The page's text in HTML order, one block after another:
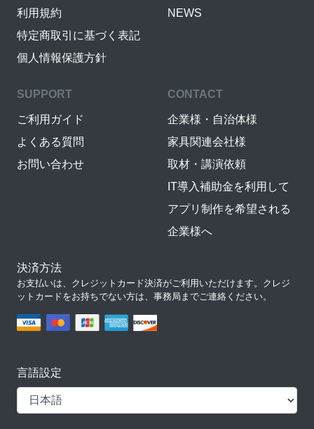
利用規約
特定商取引に基づく表記
個人情報保護方針
NEWS
SUPPORT
ご利用ガイド
よくある質問
お問い合わせ
CONTACT
企業様・自治体様
家具関連会社様
取材・講演依頼
IT導入補助金を利用して
アプリ制作を希望される
企業様へ
決済方法
お支払いは、クレジットカード決済がご利用いただけます。クレジ
ットカードをお持ちでない方は、事務局までご連絡ください。
言語設定